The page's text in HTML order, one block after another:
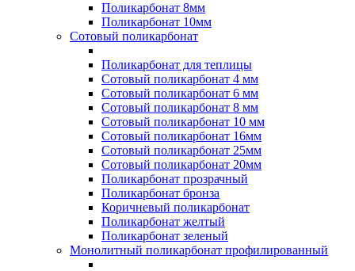
Поликарбонат 8мм
Поликарбонат 10мм
Сотовый поликарбонат
Поликарбонат для теплицы
Сотовый поликарбонат 4 мм
Сотовый поликарбонат 6 мм
Сотовый поликарбонат 8 мм
Сотовый поликарбонат 10 мм
Сотовый поликарбонат 16мм
Сотовый поликарбонат 25мм
Сотовый поликарбонат 20мм
Поликарбонат прозрачный
Поликарбонат бронза
Коричневый поликарбонат
Поликарбонат желтый
Поликарбонат зеленый
Монолитный поликарбонат профилированный